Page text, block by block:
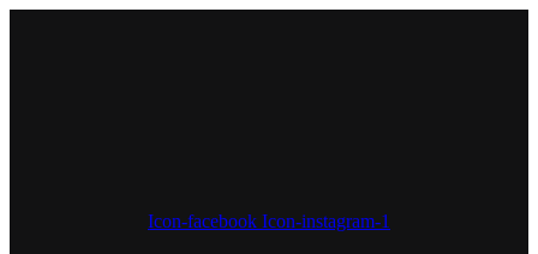
Icon-facebook Icon-instagram-1